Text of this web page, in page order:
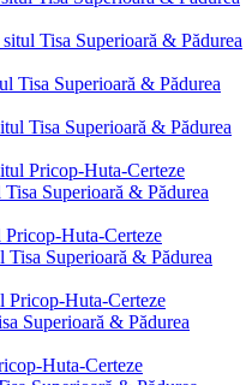
Tisa Superioară & Pădurea
Tisa Superioară & Pădurea
Tisa Superioară & Pădurea
Pricop-Huta-Certeze
Superioară & Pădurea
Huta-Certeze
Superioară & Pădurea
Huta-Certeze
Superioară & Pădurea
Huta-Certeze